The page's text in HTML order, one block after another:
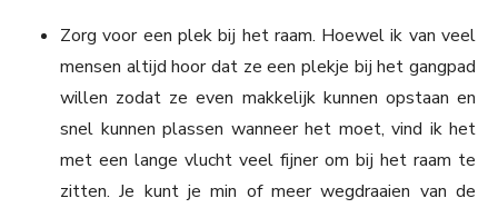
Zorg voor een plek bij het raam. Hoewel ik van veel
mensen altijd hoor dat ze een plekje bij het gangpad
willen zodat ze even makkelijk kunnen opstaan en
snel kunnen plassen wanneer het moet, vind ik het
met een lange vlucht veel fijner om bij het raam te
zitten. Je kunt je min of meer wegdraaien van de